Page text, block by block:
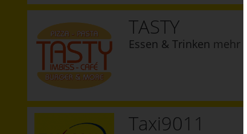
TASTY
Essen & Trinken mehr
Taxi9011